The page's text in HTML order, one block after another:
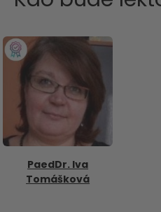
PaedDr. Iva
Tomášková